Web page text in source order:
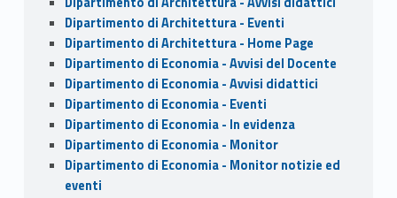
Dipartimento di Architettura - Eventi
Dipartimento di Architettura - Home Page
Dipartimento di Economia - Avvisi del Docente
Dipartimento di Economia - Avvisi didattici
Dipartimento di Economia - Eventi
Dipartimento di Economia - In evidenza
Dipartimento di Economia - Monitor
Dipartimento di Economia - Monitor notizie ed
eventi